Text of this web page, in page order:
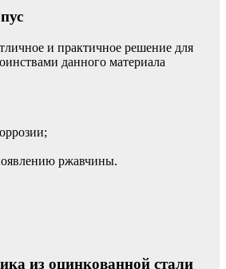
и практичное решение для
данного материала
ржавчины.
из оцинкованной стали